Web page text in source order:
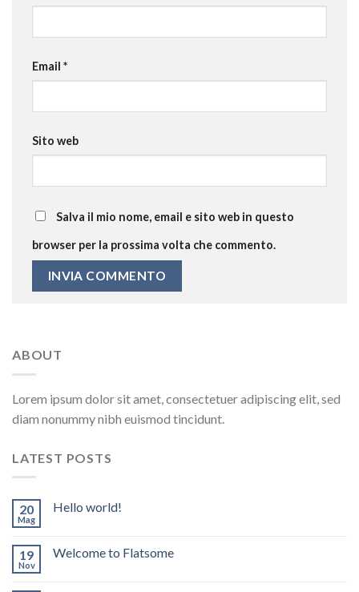
Email *
Sito web
Salva il mio nome, email e sito web in questo
browser per la prossima volta che commento.
ABOUT
Lorem ipsum dolor sit amet, consectetuer adipiscing elit, sed
diam nonummy nibh euismod tincidunt.
LATEST POSTS
20
Mag
Hello world!
19
Nov
Welcome to Flatsome